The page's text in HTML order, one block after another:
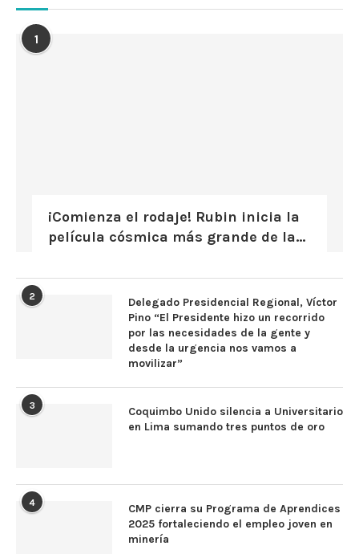
1
¡Comienza el rodaje! Rubin inicia la
película cósmica más grande de la...
2
Delegado Presidencial Regional, Víctor
Pino “El Presidente hizo un recorrido
por las necesidades de la gente y
desde la urgencia nos vamos a
movilizar”
3
Coquimbo Unido silencia a Universitario
en Lima sumando tres puntos de oro
4
CMP cierra su Programa de Aprendices
2025 fortaleciendo el empleo joven en
minería